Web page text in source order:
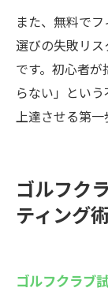
また、無料で
選びの失敗リ
です。初心者
らない」とい
上達させる第一
ゴルフク
ティング
ゴルフクラブ